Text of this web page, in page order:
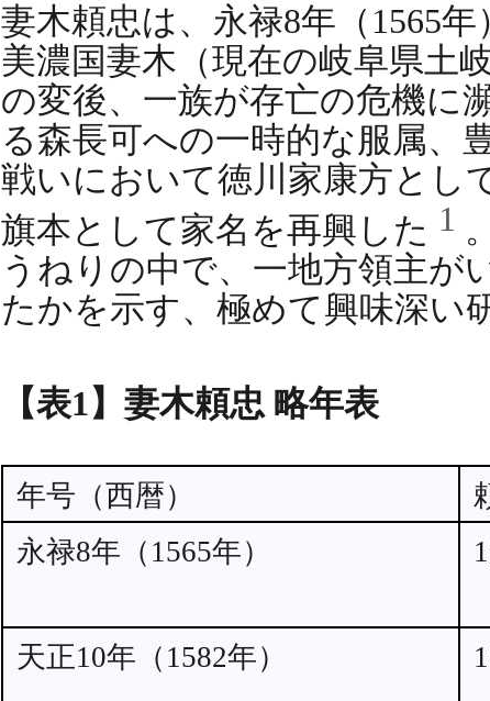
妻木頼忠は、永禄8年（1565
美濃国妻木（現在の岐阜県土
の変後、一族が存亡の危機に
る森長可への一時的な服属、
戦いにおいて徳川家康方とし
旗本として家名を再興した 1
うねりの中で、一地方領主が
たかを示す、極めて興味深い
【表1】妻木頼忠 略年表
年号（西暦）
永禄8年（1565年）
天正10年（1582年）